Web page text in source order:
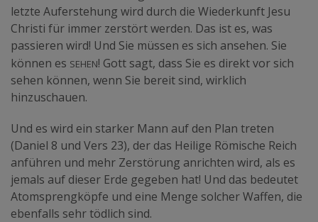
letzte Auferstehung wird durch die Wiederkunft Jesu
Christi für immer zerstört werden. Das ist es, was
passieren wird! Und Sie müssen es sich ansehen. Sie
können es sehen! Gott sagt, dass Sie es direkt vor sich
sehen können, wenn Sie bereit sind, wirklich
hinzuschauen.
Und es wird ein starker Mann auf den Plan treten
(Daniel 8 und Vers 23), der das Heilige Römische Reich
anführen und mehr Zerstörung anrichten wird, als es
jemals auf dieser Erde gegeben hat! Und das bedeutet
Atomsprengköpfe und eine Menge solcher Waffen, die
ebenfalls sehr tödlich sind.